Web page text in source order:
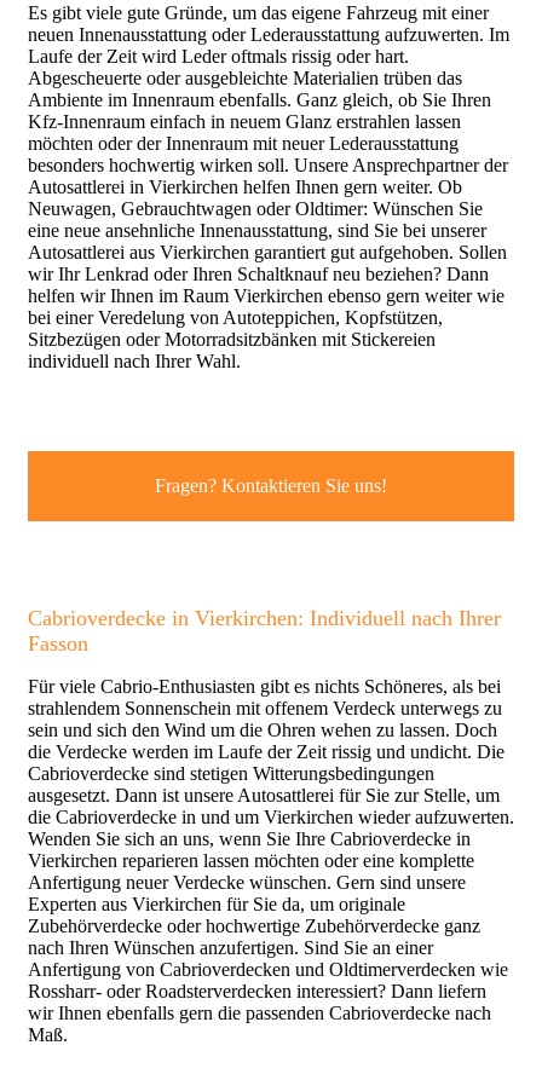
Es gibt viele gute Gründe, um das eigene Fahrzeug mit einer
neuen Innenausstattung oder Lederausstattung aufzuwerten. Im
Laufe der Zeit wird Leder oftmals rissig oder hart.
Abgescheuerte oder ausgebleichte Materialien trüben das
Ambiente im Innenraum ebenfalls. Ganz gleich, ob Sie Ihren
Kfz-Innenraum einfach in neuem Glanz erstrahlen lassen
möchten oder der Innenraum mit neuer Lederausstattung
besonders hochwertig wirken soll. Unsere Ansprechpartner der
Autosattlerei in Vierkirchen helfen Ihnen gern weiter. Ob
Neuwagen, Gebrauchtwagen oder Oldtimer: Wünschen Sie
eine neue ansehnliche Innenausstattung, sind Sie bei unserer
Autosattlerei aus Vierkirchen garantiert gut aufgehoben. Sollen
wir Ihr Lenkrad oder Ihren Schaltknauf neu beziehen? Dann
helfen wir Ihnen im Raum Vierkirchen ebenso gern weiter wie
bei einer Veredelung von Autoteppichen, Kopfstützen,
Sitzbezügen oder Motorradsitzbänken mit Stickereien
individuell nach Ihrer Wahl.
Fragen? Kontaktieren Sie uns!
Cabrioverdecke in Vierkirchen: Individuell nach Ihrer
Fasson
Für viele Cabrio-Enthusiasten gibt es nichts Schöneres, als bei
strahlendem Sonnenschein mit offenem Verdeck unterwegs zu
sein und sich den Wind um die Ohren wehen zu lassen. Doch
die Verdecke werden im Laufe der Zeit rissig und undicht. Die
Cabrioverdecke sind stetigen Witterungsbedingungen
ausgesetzt. Dann ist unsere Autosattlerei für Sie zur Stelle, um
die Cabrioverdecke in und um Vierkirchen wieder aufzuwerten.
Wenden Sie sich an uns, wenn Sie Ihre Cabrioverdecke in
Vierkirchen reparieren lassen möchten oder eine komplette
Anfertigung neuer Verdecke wünschen. Gern sind unsere
Experten aus Vierkirchen für Sie da, um originale
Zubehörverdecke oder hochwertige Zubehörverdecke ganz
nach Ihren Wünschen anzufertigen. Sind Sie an einer
Anfertigung von Cabrioverdecken und Oldtimerverdecken wie
Rossharr- oder Roadsterverdecken interessiert? Dann liefern
wir Ihnen ebenfalls gern die passenden Cabrioverdecke nach
Maß.